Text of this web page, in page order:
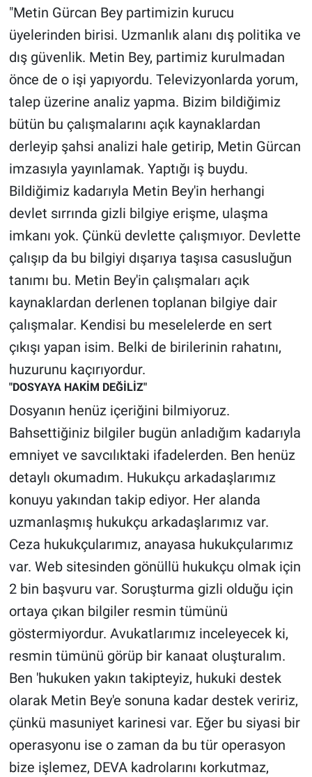
"Metin Gürcan Bey partimizin kurucu
üyelerinden birisi. Uzmanlık alanı dış politika ve
dış güvenlik. Metin Bey, partimiz kurulmadan
önce de o işi yapıyordu. Televizyonlarda yorum,
talep üzerine analiz yapma. Bizim bildiğimiz
bütün bu çalışmalarını açık kaynaklardan
derleyip şahsi analizi hale getirip, Metin Gürcan
imzasıyla yayınlamak. Yaptığı iş buydu.
Bildiğimiz kadarıyla Metin Bey'in herhangi
devlet sırrında gizli bilgiye erişme, ulaşma
imkanı yok. Çünkü devlette çalışmıyor. Devlette
çalışıp da bu bilgiyi dışarıya taşısa casusluğun
tanımı bu. Metin Bey'in çalışmaları açık
kaynaklardan derlenen toplanan bilgiye dair
çalışmalar. Kendisi bu meselelerde en sert
çıkışı yapan isim. Belki de birilerinin rahatını,
huzurunu kaçırıyordur.
"DOSYAYA HAKİM DEĞİLİZ"
Dosyanın henüz içeriğini bilmiyoruz.
Bahsettiğiniz bilgiler bugün anladığım kadarıyla
emniyet ve savcılıktaki ifadelerden. Ben henüz
detaylı okumadım. Hukukçu arkadaşlarımız
konuyu yakından takip ediyor. Her alanda
uzmanlaşmış hukukçu arkadaşlarımız var.
Ceza hukukçularımız, anayasa hukukçularımız
var. Web sitesinden gönüllü hukukçu olmak için
2 bin başvuru var. Soruşturma gizli olduğu için
ortaya çıkan bilgiler resmin tümünü
göstermiyordur. Avukatlarımız inceleyecek ki,
resmin tümünü görüp bir kanaat oluşturalım.
Ben 'hukuken yakın takipteyiz, hukuki destek
olarak Metin Bey'e sonuna kadar destek veririz,
çünkü masuniyet karinesi var. Eğer bu siyasi bir
operasyonu ise o zaman da bu tür operasyon
bize işlemez, DEVA kadrolarını korkutmaz,
Ne demişti
Nedir
Popüler
Programlar
Sağlık
Spor
Teknoloji
Türkiye'nin Geleceği
Türkiye'nin Gündemi
Yerel Gündem
Yerel Yaşam
Canlı Yayın